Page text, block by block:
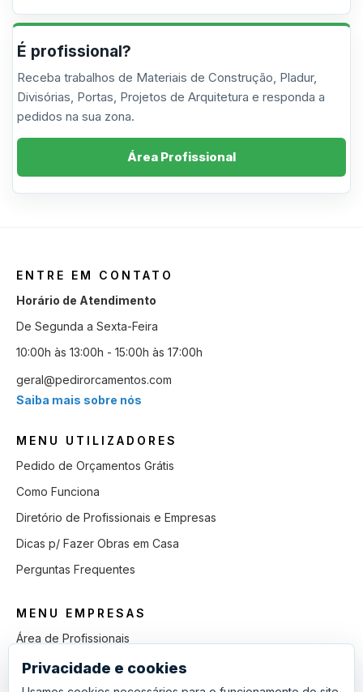
É profissional?
Receba trabalhos de Materiais de Construção, Pladur,
Divisórias, Portas, Projetos de Arquitetura e responda a
pedidos na sua zona.
Área Profissional
ENTRE EM CONTATO
Horário de Atendimento
De Segunda a Sexta-Feira
10:00h às 13:00h - 15:00h às 17:00h
geral@pedirorcamentos.com
Saiba mais sobre nós
MENU UTILIZADORES
Pedido de Orçamentos Grátis
Como Funciona
Diretório de Profissionais e Empresas
Dicas p/ Fazer Obras em Casa
Perguntas Frequentes
MENU EMPRESAS
Área de Profissionais
Como Funciona
Privacidade e cookies